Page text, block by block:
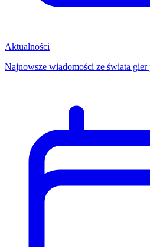
Aktualności
Najnowsze wiadomości ze świata gier